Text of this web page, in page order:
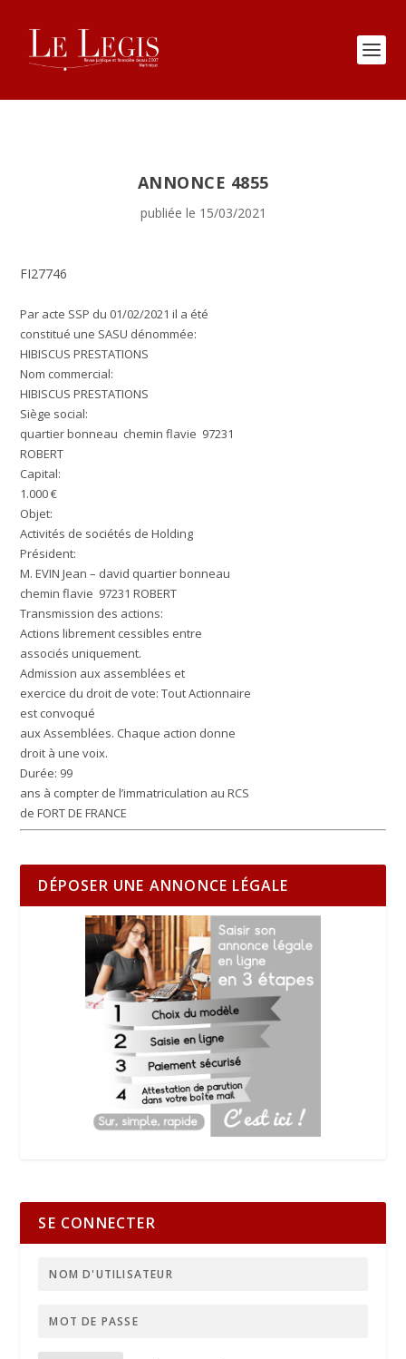
ANNONCE 4855
publiée le 15/03/2021
FI27746
Par acte SSP du 01/02/2021 il a été
constitué une SASU dénommée:
HIBISCUS PRESTATIONS
Nom commercial:
HIBISCUS PRESTATIONS
Siège social:
quartier bonneau chemin flavie 97231
ROBERT
Capital:
1.000 €
Objet:
Activités de sociétés de Holding
Président:
M. EVIN Jean – david quartier bonneau
chemin flavie 97231 ROBERT
Transmission des actions:
Actions librement cessibles entre
associés uniquement.
Admission aux assemblées et
exercice du droit de vote:Tout Actionnaire
est convoqué
aux Assemblées. Chaque action donne
droit à une voix.
Durée: 99
ans à compter de l’immatriculation au RCS
de FORT DE FRANCE
DÉPOSER UNE ANNONCE LÉGALE
SE CONNECTER